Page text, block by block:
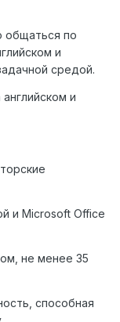
общаться по
и
средой.
и
и Microsoft Office
не менее 35
способная